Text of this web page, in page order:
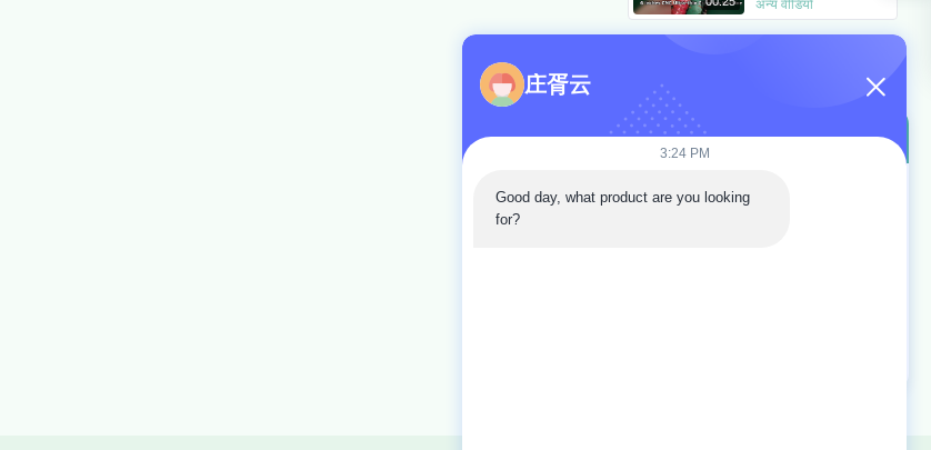
अन्य वीडियो
वीडियो क्षेत्र
庄胥云
3:24 PM
Good day, what product are you looking
for?